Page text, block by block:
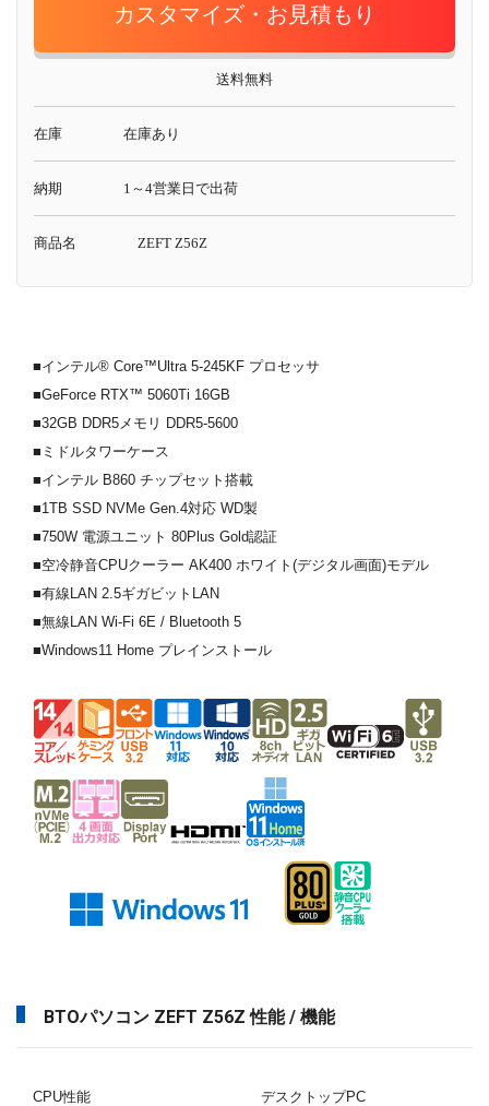
カスタマイズ・お見積もり
送料無料
在庫 在庫あり
納期 1～4営業日で出荷
商品名 ZEFT Z56Z
■インテル® Core™Ultra 5-245KF プロセッサ
■GeForce RTX™ 5060Ti 16GB
■32GB DDR5メモリ DDR5-5600
■ミドルタワーケース
■インテル B860 チップセット搭載
■1TB SSD NVMe Gen.4対応 WD製
■750W 電源ユニット 80Plus Gold認証
■空冷静音CPUクーラー AK400 ホワイト(デジタル画面)モデル
■有線LAN 2.5ギガビットLAN
■無線LAN Wi-Fi 6E / Bluetooth 5
■Windows11 Home プレインストール
BTOパソコン ZEFT Z56Z 性能 / 機能
CPU性能 デスクトップPC